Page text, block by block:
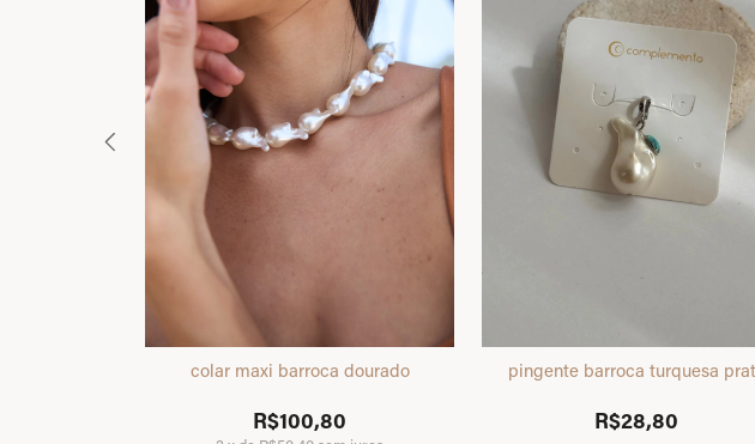
colar maxi barroca dourado
R$100,80
pingente barroca turquesa
R$28,80